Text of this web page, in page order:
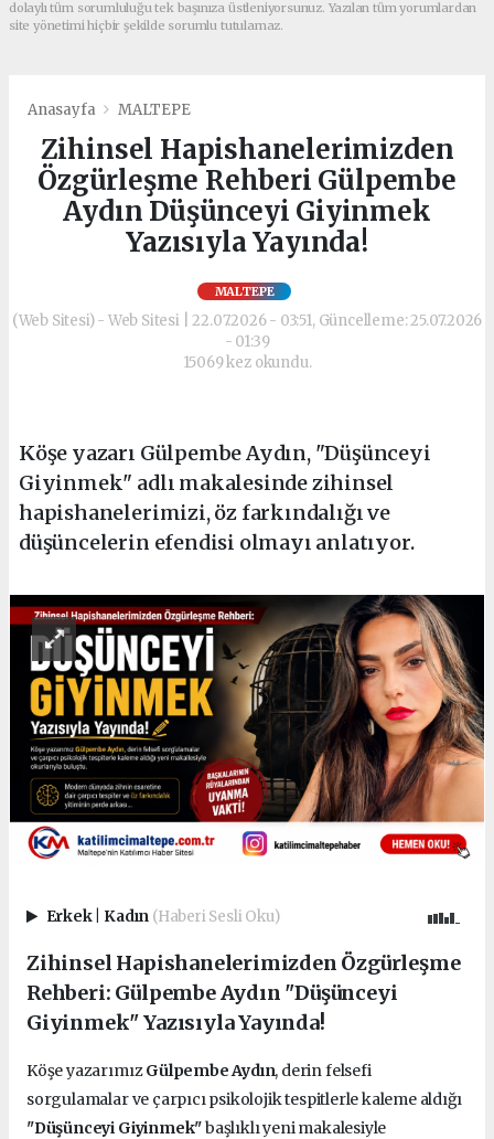
dolaylı tüm sorumluluğu tek başınıza üstleniyorsunuz. Yazılan tüm yorumlardan
site yönetimi hiçbir şekilde sorumlu tutulamaz.
Anasayfa MALTEPE
Zihinsel Hapishanelerimizden
Özgürleşme Rehberi Gülpembe
Aydın Düşünceyi Giyinmek
Yazısıyla Yayında!
MALTEPE
(Web Sitesi) - Web Sitesi | 22.07.2026 - 03:51, Güncelleme: 25.07.2026
- 01:39
15069 kez okundu.
Köşe yazarı Gülpembe Aydın, "Düşünceyi
Giyinmek" adlı makalesinde zihinsel
hapishanelerimizi, öz farkındalığı ve
düşüncelerin efendisi olmayı anlatıyor.
Erkek Kadın (Haberi Sesli Oku)
Zihinsel Hapishanelerimizden Özgürleşme
Rehberi: Gülpembe Aydın "Düşünceyi
Giyinmek" Yazısıyla Yayında!
Köşe yazarımızGülpembe Aydın, derin felsefi
sorgulamalar ve çarpıcı psikolojik tespitlerle kaleme aldığı
"Düşünceyi Giyinmek"başlıklı yeni makalesiyle